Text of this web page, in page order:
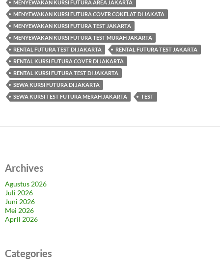
MENYEWAKAN KURSI FUTURA AREA JAKARTA
MENYEWAKAN KURSI FUTURA COVER COKELAT DI JAKATA
MENYEWAKAN KURSI FUTURA TEST JAKARTA
MENYEWAKAN KURSI FUTURA TEST MURAH JAKARTA
RENTAL FUTURA TEST DI JAKARTA
RENTAL FUTURA TEST JAKARTA
RENTAL KURSI FUTURA COVER DI JAKARTA
RENTAL KURSI FUTURA TEST DI JAKARTA
SEWA KURSI FUTURA DI JAKARTA
SEWA KURSI TEST FUTURA MERAH JAKARTA
TEST
Archives
Agustus 2026
Juli 2026
Juni 2026
Mei 2026
April 2026
Categories